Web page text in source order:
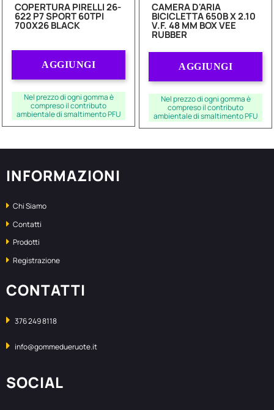
COPERTURA PIRELLI 26-
622 P7 SPORT 60TPI
700X26 BLACK
AGGIUNGI
Nel prezzo di ogni gomma è
compreso il contributo
ambientale di smaltimento PFU
CAMERA D'ARIA
BICICLETTA 650B X 2.10
V.F. 48 MM BOX VEE
RUBBER
AGGIUNGI
Nel prezzo di ogni gomma è
compreso il contributo
ambientale di smaltimento PFU
INFORMAZIONI
Chi Siamo
Contatti
Prodotti
Registrazione
CONTATTI
376 249 8118
info@gommedueruote.it
SOCIAL